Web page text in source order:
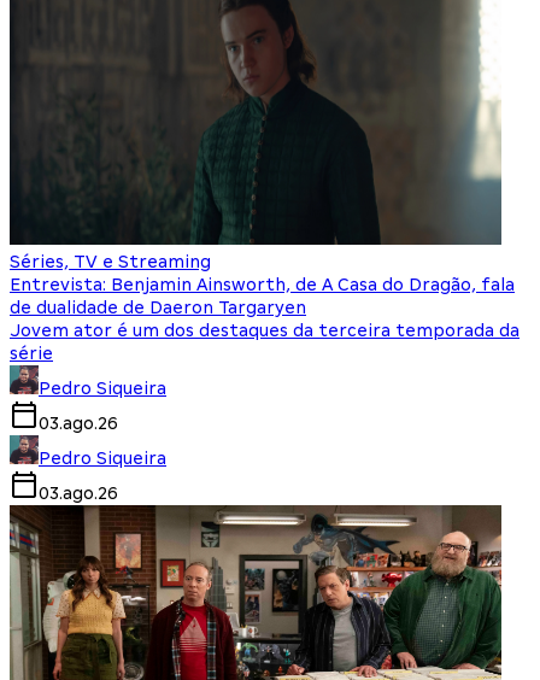
Séries, TV e Streaming
Entrevista: Benjamin Ainsworth, de A Casa do Dragão, fala
de dualidade de Daeron Targaryen
Jovem ator é um dos destaques da terceira temporada da
série
Pedro Siqueira
03.ago.26
Pedro Siqueira
03.ago.26